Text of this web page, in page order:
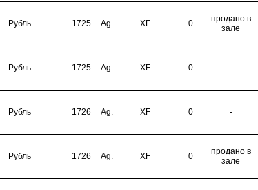
Рубль 1725 Ag. XF 0
продано в
зале
Рубль 1725 Ag. XF 0 -
Рубль 1726 Ag. XF 0 -
Рубль 1726 Ag. XF 0
продано в
зале